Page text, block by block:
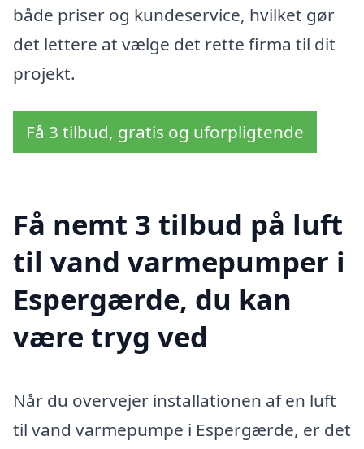
både priser og kundeservice, hvilket gør
det lettere at vælge det rette firma til dit
projekt.
Få 3 tilbud, gratis og uforpligtende
Få nemt 3 tilbud på luft
til vand varmepumper i
Espergærde, du kan
være tryg ved
Når du overvejer installationen af en luft
til vand varmepumpe i Espergærde, er det